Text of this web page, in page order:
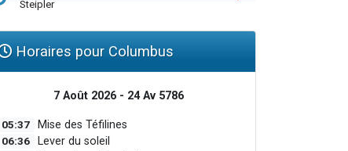
Steipler
Horaires pour Columbus
7 Août 2026 - 24 Av 5786
05:37 Mise des Téfilines
06:36 Lever du soleil